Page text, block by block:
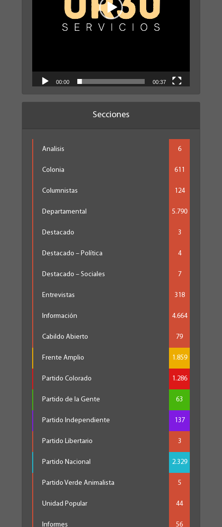
00:00 00:37
Secciones
Analisis 6
Colonia 611
Columnistas 124
Departamental 5.790
Destacado 3
Destacado – Política 4
Destacado – Sociales 7
Entrevistas 318
Información 4.664
Cabildo Abierto 79
Frente Amplio 1.859
Partido Colorado 1.286
Partido de la Gente 63
Partido Independiente 137
Partido Libertario 3
Partido Nacional 2.329
Partido Verde Animalista 5
Unidad Popular 44
Informes 56